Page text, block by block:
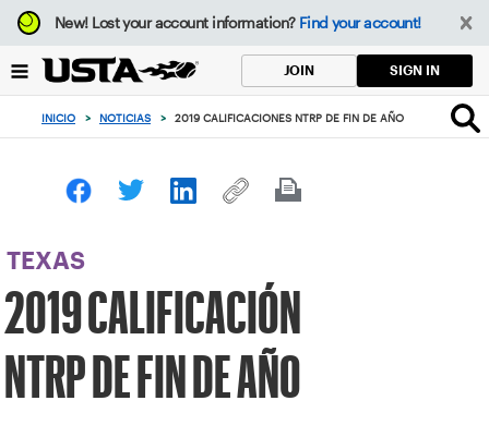
Enfoque
desde
botón
volver
principio
New!Lost your account information? Find your account!
JOIN SIGN IN
INICIO > NOTICIAS > 2019 CALIFICACIONES NTRP DE FIN DE AÑO
TEXAS
2019 CALIFICACIÓN
NTRP DE FIN DE AÑO